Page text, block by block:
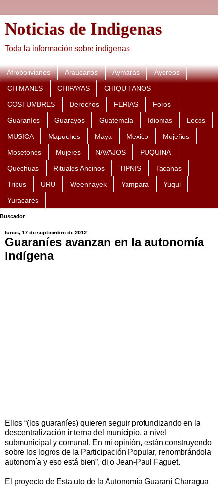
Noticias de Indigenas
Toda la información sobre indigenas
Afrobolivianos Araucanos Aymaras Ayoreos
CHIMANES CHIPAYAS CHIQUITANOS
COSTUMBRES Derechos FERIAS Foros
Guaraníes Guarayos Guatemala Idiomas Lecos
MUSICA Mapuches Maya Mexico Mojeños
Mosetones Mujeres NAVAJOS PUQUINA
Quechuas Rituales Andinos TIPNIS Tacanas
Tribus URU Weenhayek Yampara Yuqui
Yuracarés
Buscador
lunes, 17 de septiembre de 2012
Guaraníes avanzan en la autonomía
indígena
Ellos “(los guaraníes) quieren seguir profundizando en la
descentralización interna del municipio, a nivel
submunicipal y comunal. En mi opinión, están construyendo
sobre los logros de la Participación Popular, renombrándola
autonomía y eso está bien”, dijo Jean-Paul Faguet.
El proyecto de Estatuto de la Autonomía Guaraní Charagua